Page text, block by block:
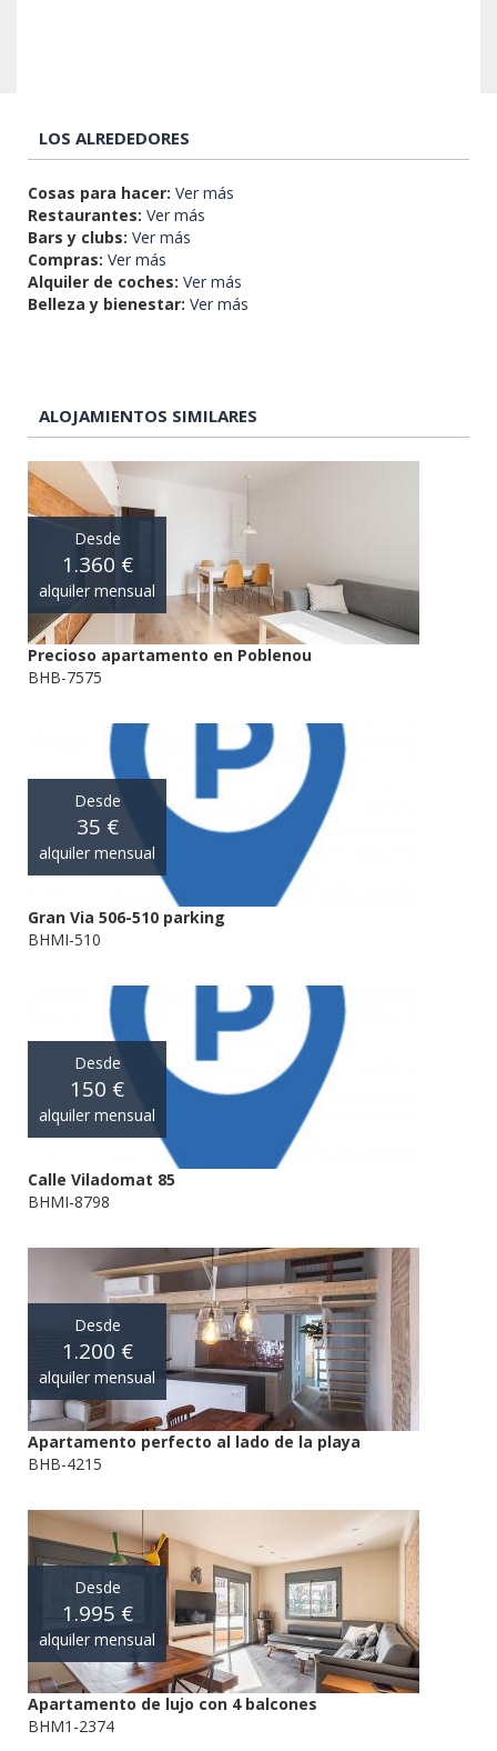
LOS ALREDEDORES
Cosas para hacer: Ver más
Restaurantes: Ver más
Bars y clubs: Ver más
Compras: Ver más
Alquiler de coches: Ver más
Belleza y bienestar: Ver más
ALOJAMIENTOS SIMILARES
Desde
1.360 €
alquiler mensual
Precioso apartamento en Poblenou
BHB-7575
Desde
35 €
alquiler mensual
Gran Via 506-510 parking
BHMI-510
Desde
150 €
alquiler mensual
Calle Viladomat 85
BHMI-8798
Desde
1.200 €
alquiler mensual
Apartamento perfecto al lado de la playa
BHB-4215
Desde
1.995 €
alquiler mensual
Apartamento de lujo con 4 balcones
BHM1-2374